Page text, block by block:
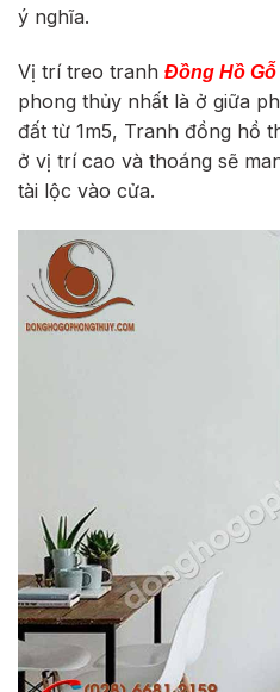
ý nghĩa.
Vị trí treo tranh Đồng Hồ
phong thủy nhất là ở giữa
đất từ 1m5, Tranh đồng hồ
ở vị trí cao và thoáng sẽ
tài lộc vào cửa.